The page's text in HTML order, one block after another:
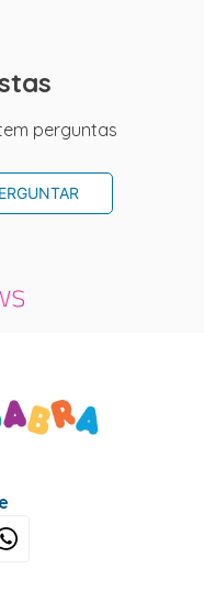
perguntas